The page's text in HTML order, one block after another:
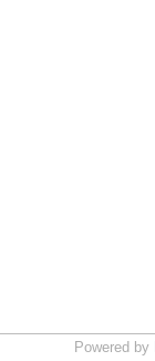
Powered by